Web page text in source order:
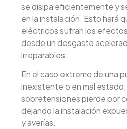
se disipa eficientemente y
en la instalación. Esto hará
eléctricos sufran los
desde un desgaste
irreparables.
En el caso extremo de una
inexistente o en mal
sobretensiones pierde por
dejando la instalación
y averías.